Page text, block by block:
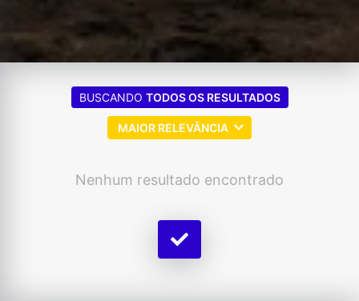
BUSCANDO TODOS OS RESULTADOS
MAIOR RELEVÂNCIA
Nenhum resultado encontrado